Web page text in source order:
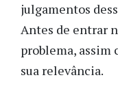
julgamentos
Antes de entrar
problema, assim
sua relevância.